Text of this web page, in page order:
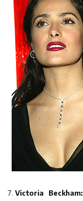
Victoria Beckham: